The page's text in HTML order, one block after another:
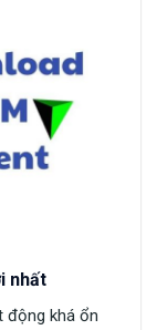
nhất
động khá ổn